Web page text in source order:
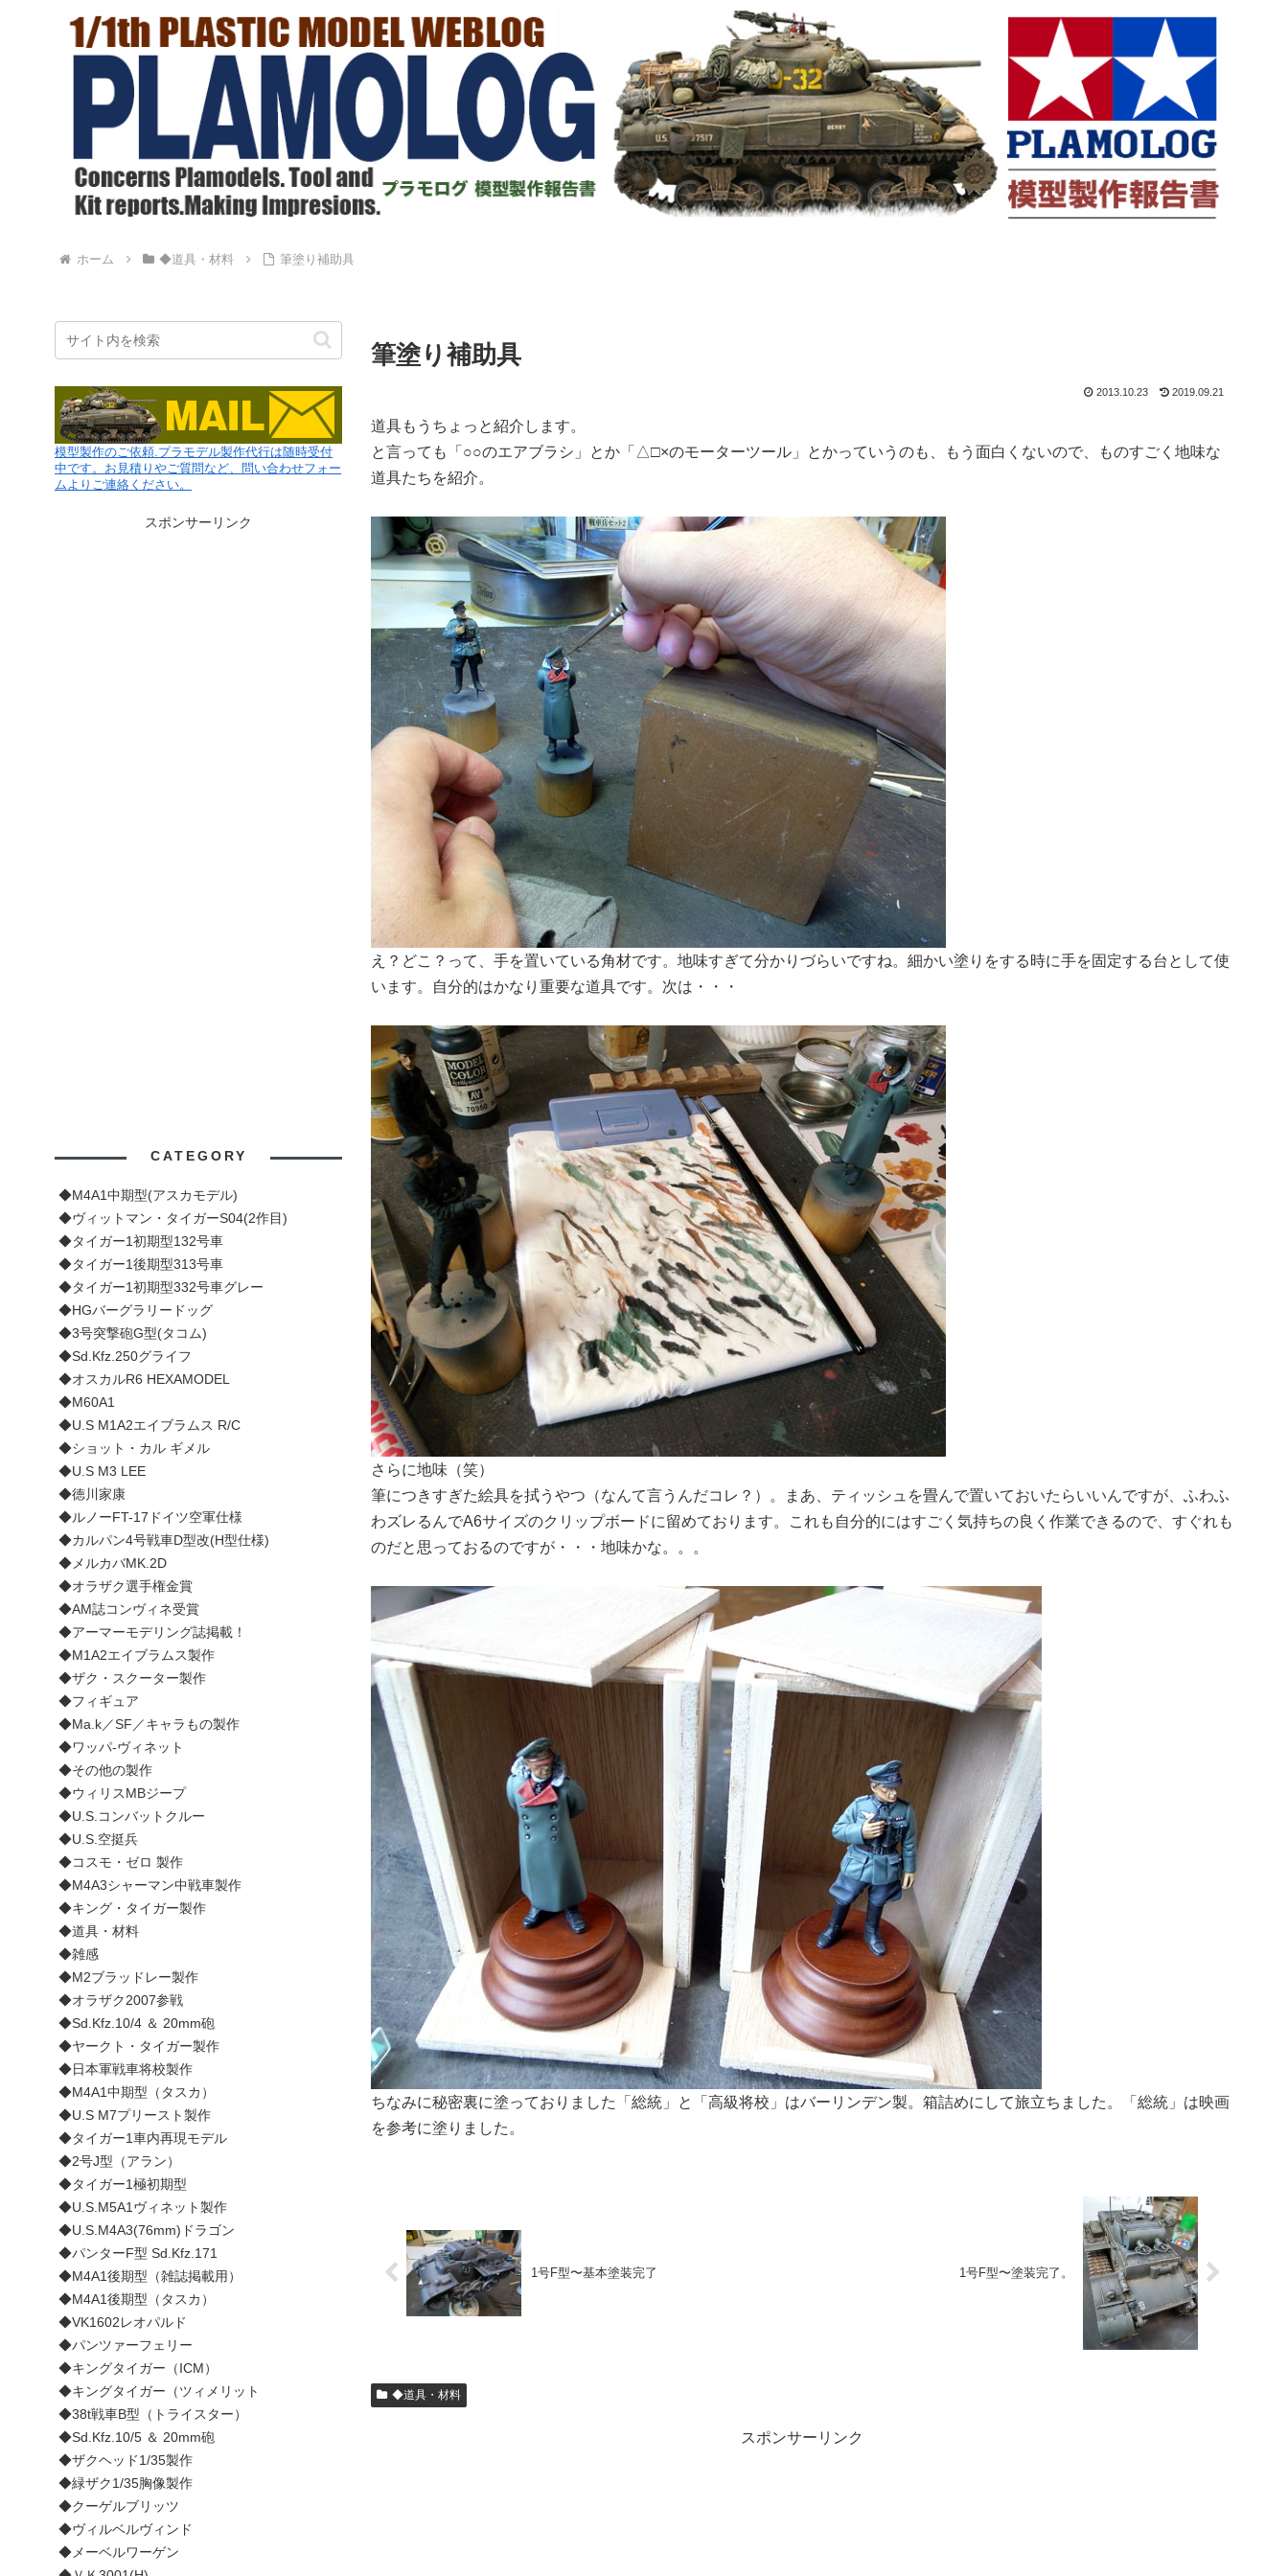
ホーム ◆道具・材料 筆塗り補助具
筆塗り補助具
2013.10.23 2019.09.21
道具もうちょっと紹介します。
と言っても「○○のエアブラシ」とか「△□×のモーターツール」とかっていうのも、もう面白くないので、ものすごく地味な
道具たちを紹介。
え？どこ？って、手を置いている角材です。地味すぎて分かりづらいですね。細かい塗りをする時に手を固定する台として使
います。自分的はかなり重要な道具です。次は・・・
さらに地味（笑）
筆につきすぎた絵具を拭うやつ（なんて言うんだコレ？）。まあ、ティッシュを畳んで置いておいたらいいんですが、ふわふ
わズレるんでA6サイズのクリップボードに留めております。これも自分的にはすごく気持ちの良く作業できるので、すぐれも
のだと思っておるのですが・・・地味かな。。。
ちなみに秘密裏に塗っておりました「総統」と「高級将校」はバーリンデン製。箱詰めにして旅立ちました。「総統」は映画
を参考に塗りました。
1号F型〜基本塗装完了 1号F型〜塗装完了。
◆道具・材料
スポンサーリンク
模型製作のご依頼.プラモデル製作代行は随時受付
中です。お見積りやご質問など、問い合わせフォー
ムよりご連絡ください。
スポンサーリンク
CATEGORY
◆M4A1中期型(アスカモデル)
◆ヴィットマン・タイガーS04(2作目)
◆タイガー1初期型132号車
◆タイガー1後期型313号車
◆タイガー1初期型332号車グレー
◆HGバーグラリードッグ
◆3号突撃砲G型(タコム)
◆Sd.Kfz.250グライフ
◆オスカルR6 HEXAMODEL
◆M60A1
◆U.S M1A2エイブラムス R/C
◆ショット・カル ギメル
◆U.S M3 LEE
◆徳川家康
◆ルノーFT-17ドイツ空軍仕様
◆カルパン4号戦車D型改(H型仕様)
◆メルカバMK.2D
◆オラザク選手権金賞
◆AM誌コンヴィネ受賞
◆アーマーモデリング誌掲載！
◆M1A2エイブラムス製作
◆ザク・スクーター製作
◆フィギュア
◆Ma.k／SF／キャラもの製作
◆ワッパ-ヴィネット
◆その他の製作
◆ウィリスMBジープ
◆U.S.コンバットクルー
◆U.S.空挺兵
◆コスモ・ゼロ 製作
◆M4A3シャーマン中戦車製作
◆キング・タイガー製作
◆道具・材料
◆雑感
◆M2ブラッドレー製作
◆オラザク2007参戦
◆Sd.Kfz.10/4 ＆ 20mm砲
◆ヤークト・タイガー製作
◆日本軍戦車将校製作
◆M4A1中期型（タスカ）
◆U.S M7プリースト製作
◆タイガー1車内再現モデル
◆2号J型（アラン）
◆タイガー1極初期型
◆U.S.M5A1ヴィネット製作
◆U.S.M4A3(76mm)ドラゴン
◆パンターF型 Sd.Kfz.171
◆M4A1後期型（雑誌掲載用）
◆M4A1後期型（タスカ）
◆VK1602レオパルド
◆パンツァーフェリー
◆キングタイガー（ICM）
◆キングタイガー（ツィメリット
◆38t戦車B型（トライスター）
◆Sd.Kfz.10/5 ＆ 20mm砲
◆ザクヘッド1/35製作
◆緑ザク1/35胸像製作
◆クーゲルブリッツ
◆ヴィルベルヴィンド
◆メーベルワーゲン